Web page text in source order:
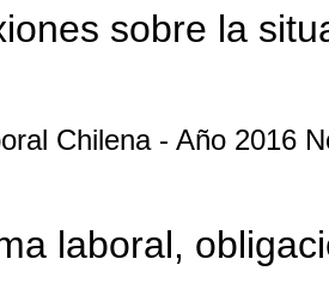
sobre la
Chilena - Año 2016
laboral,